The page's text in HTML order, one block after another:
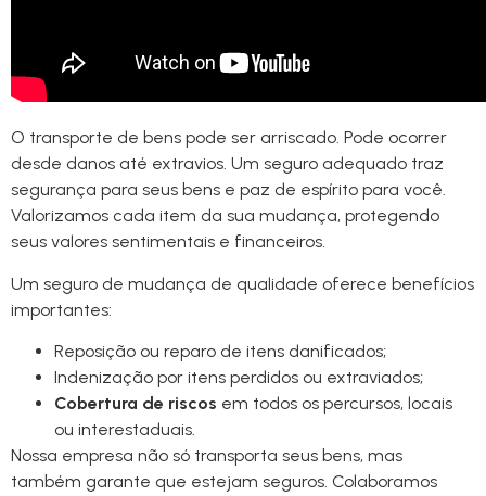
O transporte de bens pode ser arriscado. Pode ocorrer
desde danos até extravios. Um seguro adequado traz
segurança para seus bens e paz de espírito para você.
Valorizamos cada item da sua mudança, protegendo
seus valores sentimentais e financeiros.
Um seguro de mudança de qualidade oferece benefícios
importantes:
Reposição ou reparo de itens danificados;
Indenização por itens perdidos ou extraviados;
Cobertura de riscos em todos os percursos, locais
ou interestaduais.
Nossa empresa não só transporta seus bens, mas
também garante que estejam seguros. Colaboramos